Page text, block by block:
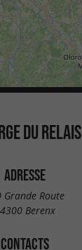
DU RELAIS
ADRESSE
Grande Route
Berenx
CONTACTS